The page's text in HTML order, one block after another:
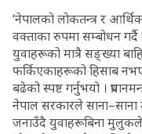
‘नेपालको लोकतन्त्र र
वक्ताका रुपमा सम्बोधन गर्दै
युवाहरूको मात्रै सङ्ख्या
फर्किएकाहरूको हिसाब
बढेको स्पष्ट गर्नुभयो ।
नेपाल सरकारले साना–साना
जनाउँदै युवाहरूबिना